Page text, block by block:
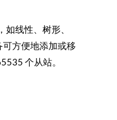
如线性、树形、
方便地添加或移
个从站。